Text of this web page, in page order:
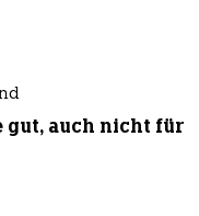
gut, auch nicht für